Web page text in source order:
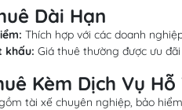
Dài Hạn
Thích hợp với các doanh
khấu: Giá thuê thường được ưu
Kèm Dịch Vụ Hỗ
tài xế chuyên nghiệp, bảo